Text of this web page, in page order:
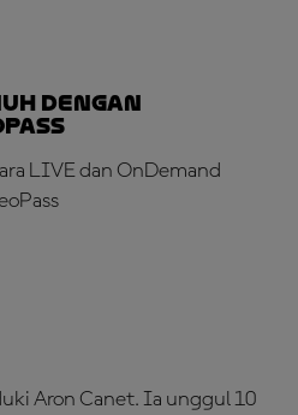
dengan
LIVE dan OnDemand
Aron Canet. Ia unggul 10